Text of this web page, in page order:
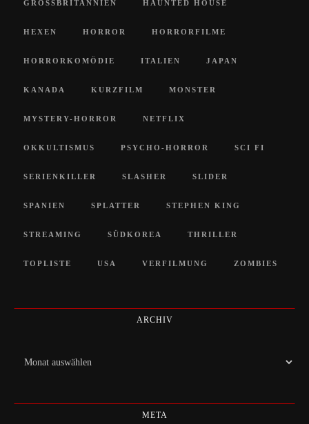
GROSSBRITANNIEN HAUNTED HOUSE
HEXEN HORROR HORRORFILME
HORRORKOMÖDIE ITALIEN JAPAN
KANADA KURZFILM MONSTER
MYSTERY-HORROR NETFLIX
OKKULTISMUS PSYCHO-HORROR SCI FI
SERIENKILLER SLASHER SLIDER
SPANIEN SPLATTER STEPHEN KING
STREAMING SÜDKOREA THRILLER
TOPLISTE USA VERFILMUNG ZOMBIES
ARCHIV
Archiv
META